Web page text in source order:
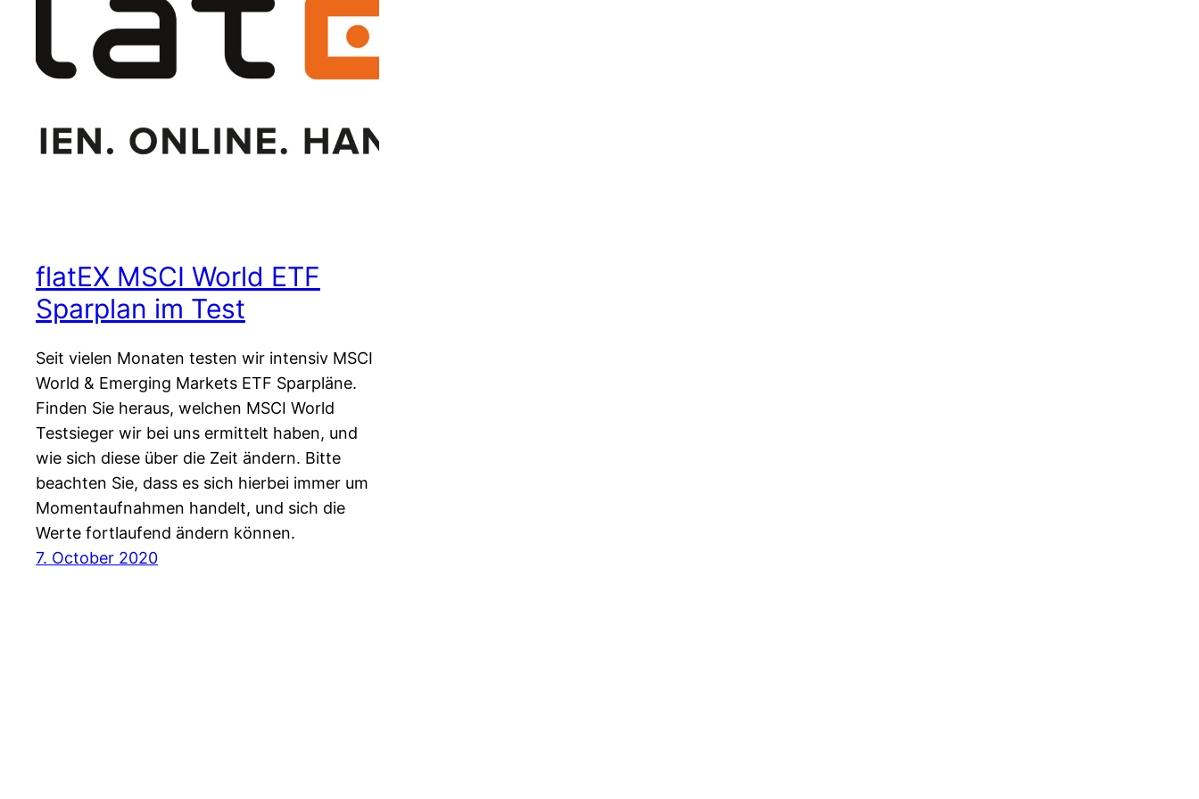
flatEX MSCI World ETF
Sparplan im Test
Seit vielen Monaten testen wir intensiv MSCI
World & Emerging Markets ETF Sparpläne.
Finden Sie heraus, welchen MSCI World
Testsieger wir bei uns ermittelt haben, und
wie sich diese über die Zeit ändern. Bitte
beachten Sie, dass es sich hierbei immer um
Momentaufnahmen handelt, und sich die
Werte fortlaufend ändern können.
7. October 2020